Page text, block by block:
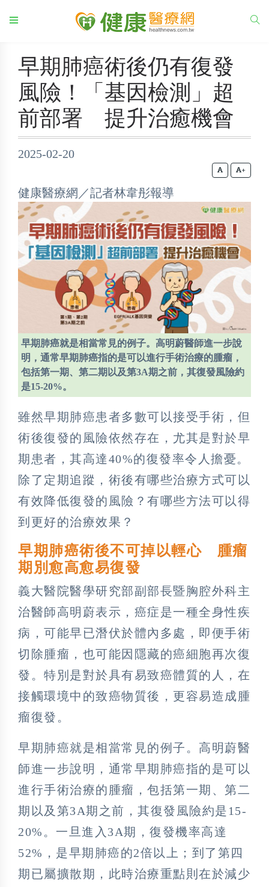
早期肺癌術後仍有復發
風險！「基因檢測」超
前部署 提升治癒機會
2025-02-20
+
健康醫療網／記者林韋彤報導
早期肺癌就是相當常見的例子。高明蔚醫師進一步說
明，通常早期肺癌指的是可以進行手術治療的腫瘤，
包括第一期、第二期以及第3A期之前，其復發風險約
是15-20%。
雖然早期肺癌患者多數可以接受手術，但
術後復發的風險依然存在，尤其是對於早
期患者，其高達40%的復發率令人擔憂。
除了定期追蹤，術後有哪些治療方式可以
有效降低復發的風險？有哪些方法可以得
到更好的治療效果？
早期肺癌術後不可掉以輕心 腫瘤
期別愈高愈易復發
義大醫院醫學研究部副部長暨胸腔外科主
治醫師高明蔚表示，癌症是一種全身性疾
病，可能早已潛伏於體內多處，即便手術
切除腫瘤，也可能因隱藏的癌細胞再次復
發。特別是對於具有易致癌體質的人，在
接觸環境中的致癌物質後，更容易造成腫
瘤復發。
早期肺癌就是相當常見的例子。高明蔚醫
師進一步說明，通常早期肺癌指的是可以
進行手術治療的腫瘤，包括第一期、第二
期以及第3A期之前，其復發風險約是15-
20%。一旦進入3A期，復發機率高達
52%，是早期肺癌的2倍以上；到了第四
期已屬擴散期，此時治療重點則在於減少